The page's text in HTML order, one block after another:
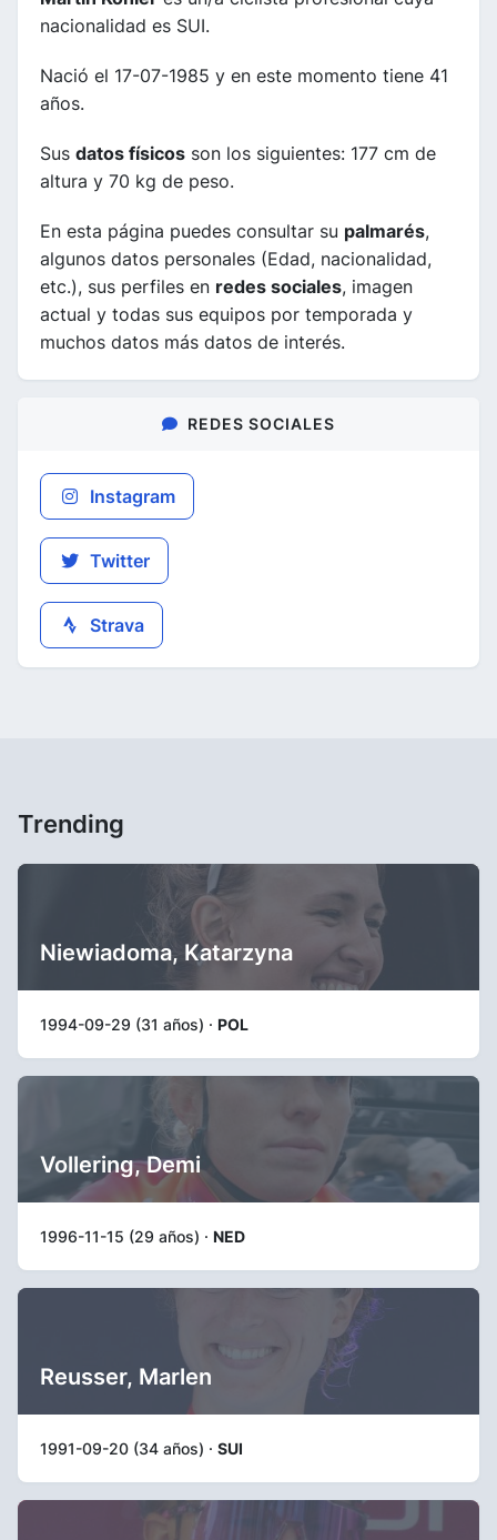
nacionalidad es SUI.
Nació el 17-07-1985 y en este momento tiene 41
años.
Sus datos físicos son los siguientes: 177 cm de
altura y 70 kg de peso.
En esta página puedes consultar su palmarés,
algunos datos personales (Edad, nacionalidad,
etc.), sus perfiles en redes sociales, imagen
actual y todas sus equipos por temporada y
muchos datos más datos de interés.
REDES SOCIALES
Instagram
Twitter
Strava
Trending
Niewiadoma, Katarzyna
1994-09-29 (31 años) · POL
Vollering, Demi
1996-11-15 (29 años) · NED
Reusser, Marlen
1991-09-20 (34 años) · SUI